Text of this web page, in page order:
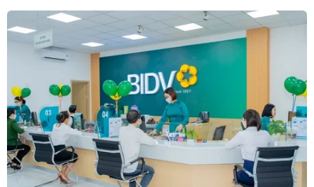
Nguyên Phó Chủ tịch nước Trương Mỹ Hoa, Đại sứ Việt Nam tại Liên
bang Nga Đặng Minh Khôi chụp ảnh lưu niệm với cộng đồng người
Việt Nam trước tượng Bác Hồ ở thành phố St. Peterburg. (Ảnh: Quang
Vinh/TTXVN)
Trong ngày 19/5, ngày chính trong Tuần Việt Nam tại St. Petersburg diễn
ra từ 16-22/5, tại Thủ đô phương Bắc của nước Nga đã diễn ra các sự
kiện kỷ niệm ngày sinh Chủ tịch Hồ Chí Minh và củng cố, thúc đẩy mối